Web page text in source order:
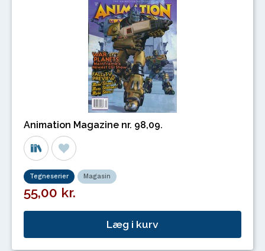
Animation Magazine nr. 98,09.
Tegneserier Magasin
55,00 kr.
Læg i kurv